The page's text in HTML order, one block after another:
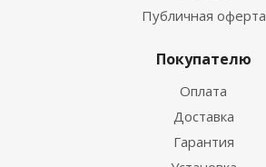
Публичная оферта
Покупателю
Оплата
Доставка
Гарантия